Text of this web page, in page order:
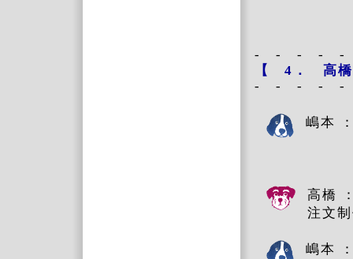
- - - -
【
4． 高
- - - -
嶋本
高橋
注文
嶋本